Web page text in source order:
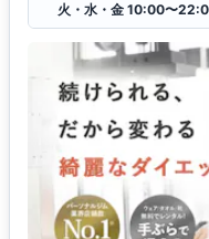
火・水・金 10:00〜